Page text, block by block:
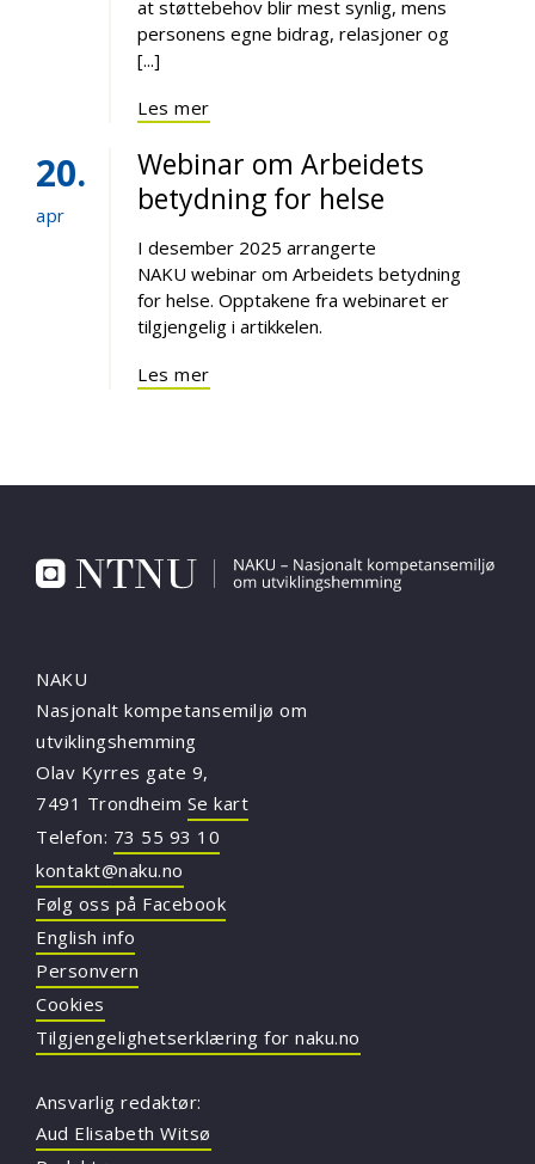
at støttebehov blir mest synlig, mens
personens egne bidrag, relasjoner og
[...]
Les mer
20
apr
Webinar om Arbeidets
betydning for helse
I desember 2025 arrangerte
NAKU webinar om Arbeidets betydning
for helse. Opptakene fra webinaret er
tilgjengelig i artikkelen.
Les mer
NAKU
Nasjonalt kompetansemiljø om
utviklingshemming
Olav Kyrres gate 9,
7491 Trondheim Se kart
Telefon: 73 55 93 10
kontakt@naku.no
Følg oss på Facebook
English info
Personvern
Cookies
Tilgjengelighetserklæring for naku.no
Ansvarlig redaktør:
Aud Elisabeth Witsø